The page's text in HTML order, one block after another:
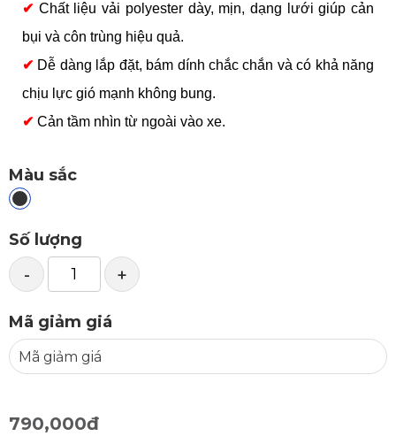
✔ Chất liệu vải polyester dày, mịn, dạng lưới giúp cản
bụi và côn trùng hiệu quả.
✔ Dễ dàng lắp đặt, bám dính chắc chắn và có khả năng
chịu lực gió mạnh không bung.
✔ Cản tầm nhìn từ ngoài vào xe.
Màu sắc
Số lượng
- +
Mã giảm giá
790,000đ